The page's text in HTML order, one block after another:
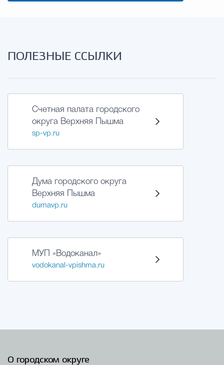
ПОЛЕЗНЫЕ ССЫЛКИ
Счетная палата городского
округа Верхняя Пышма
sp-vp.ru
Дума городского округа
Верхняя Пышма
dumavp.ru
МУП «Водоканал»
vodokanal-vpishma.ru
О городском округе